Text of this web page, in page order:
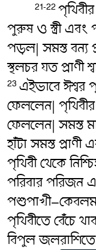
21-22
পুরুষ ও স্ত্রী এবং
পড়ল| সমস্ত বন্য
স্থলচর যত প্রাণী
23 এইভাবে ঈশ্বর
ফেললেন| পৃথিবীর
ফেললেন| সমস্ত
হাঁটা সমস্ত
পৃথিবী থেকে
পরিবার পরিজন
পৃথিবীতে বেঁচে
বিপুল